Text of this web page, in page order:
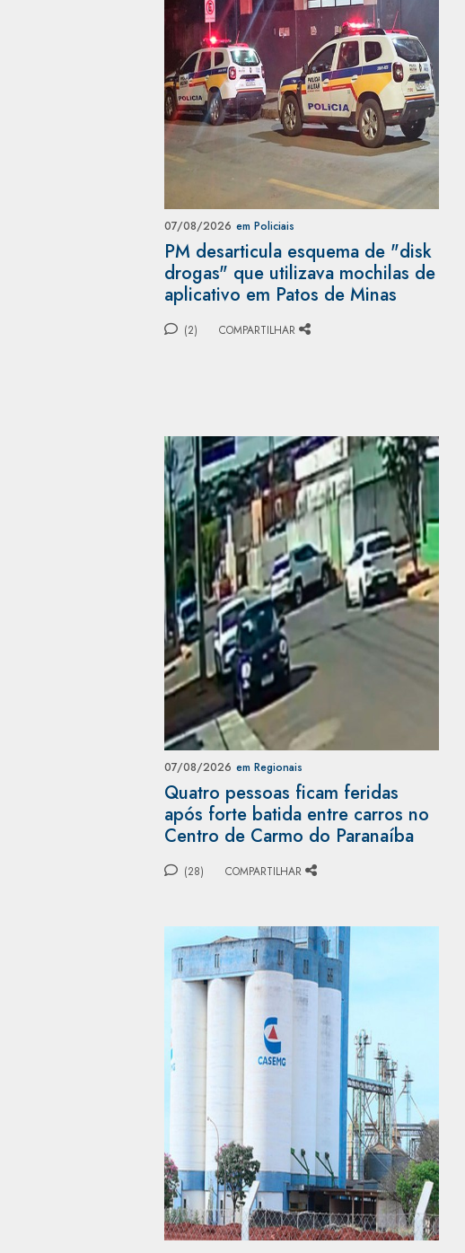
07/08/2026 em Policiais
PM desarticula esquema de "disk
drogas" que utilizava mochilas de
aplicativo em Patos de Minas
(2) COMPARTILHAR
07/08/2026 em Regionais
Quatro pessoas ficam feridas
após forte batida entre carros no
Centro de Carmo do Paranaíba
(28) COMPARTILHAR